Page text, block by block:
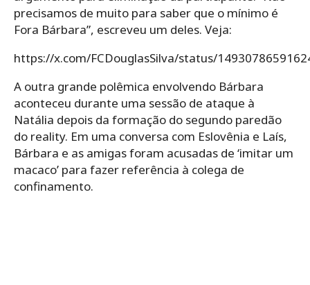
precisamos de muito para saber que o mínimo é
Fora Bárbara”, escreveu um deles. Veja:
https://x.com/FCDouglasSilva/status/
A outra grande polêmica envolvendo Bárbara
aconteceu durante uma sessão de ataque à
Natália depois da formação do segundo paredão
do reality. Em uma conversa com Eslovênia e Laís,
Bárbara e as amigas foram acusadas de ‘imitar um
macaco’ para fazer referência à colega de
confinamento.